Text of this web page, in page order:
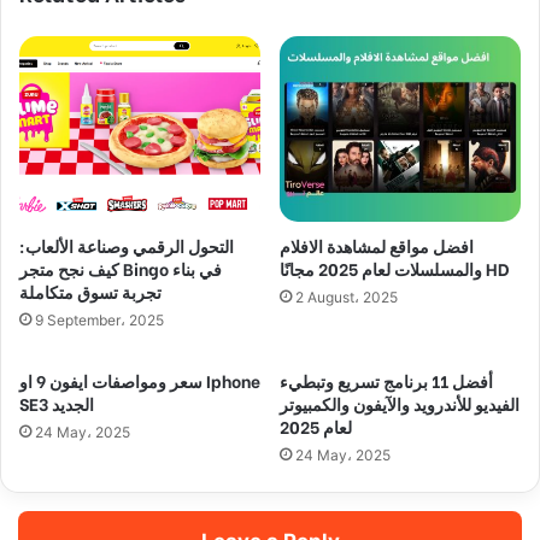
التحول الرقمي وصناعة الألعاب:
كيف نجح متجر Bingo في بناء
تجربة تسوق متكاملة
9 September، 2025
افضل مواقع لمشاهدة الافلام
والمسلسلات لعام 2025 مجانًا HD
2 August، 2025
سعر ومواصفات ايفون 9 او Iphone
SE3 الجديد
24 May، 2025
أفضل 11 برنامج تسريع وتبطيء
الفيديو للأندرويد والآيفون والكمبيوتر
لعام 2025
24 May، 2025